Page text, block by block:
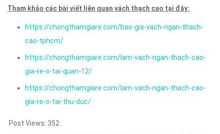
Tham khảo các bài viết liên quan vách thạch cao tại đây:
https://chongthamgiare.com/bao-gia-vach-ngan-thach-
cao-tphcm/
https://chongthamgiare.com/lam-vach-ngan-thach-cao-
gia-re-o-tai-quan-12/
https://chongthamgiare.com/lam-vach-ngan-thach-cao-
gia-re-o-tai-thu-duc/
Post Views: 352